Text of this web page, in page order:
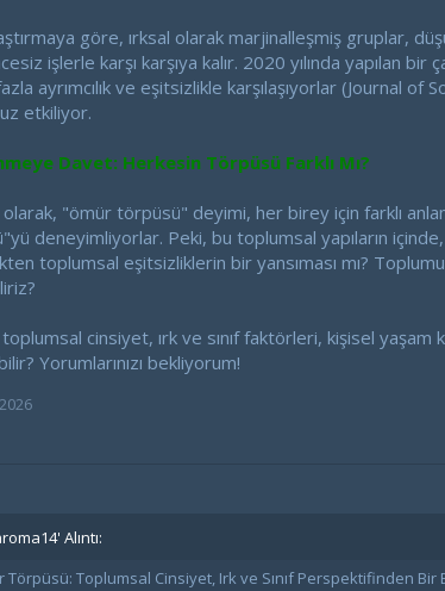
göre, ırksal olarak marjinalleşmiş gruplar,
işlerle karşı karşıya kalır. 2020 yılında yapılan
ayrımcılık ve eşitsizlikle karşılaşıyorlar (Journal of
etkiliyor.
Davet: Herkesin Törpüsü Farklı Mı?
olarak, "ömür törpüsü" deyimi, her birey için farklı
deneyimliyorlar. Peki, bu toplumsal yapıların
toplumsal eşitsizliklerin bir yansıması mı?
cinsiyet, ırk ve sınıf faktörleri, kişisel
Yorumlarınızı bekliyorum!
Alıntı:
Törpüsü: Toplumsal Cinsiyet, Irk ve Sınıf Perspektifinden Bir